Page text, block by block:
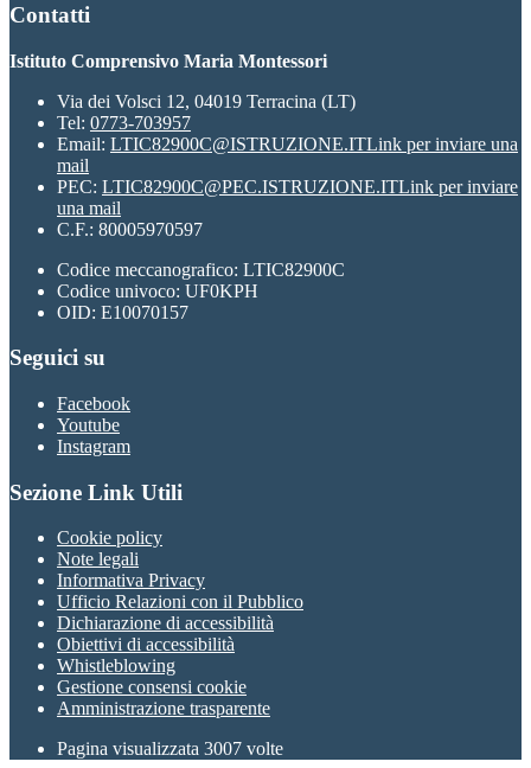
Contatti
Istituto Comprensivo Maria Montessori
Via dei Volsci 12, 04019 Terracina (LT)
Tel: 0773-703957
Email: LTIC82900C@ISTRUZIONE.ITLink per inviare una
mail
PEC: LTIC82900C@PEC.ISTRUZIONE.ITLink per inviare
una mail
C.F.: 80005970597
Codice meccanografico: LTIC82900C
Codice univoco: UF0KPH
OID: E10070157
Seguici su
Facebook
Youtube
Instagram
Sezione Link Utili
Cookie policy
Note legali
Informativa Privacy
Ufficio Relazioni con il Pubblico
Dichiarazione di accessibilità
Obiettivi di accessibilità
Whistleblowing
Gestione consensi cookie
Amministrazione trasparente
Pagina visualizzata 3007 volte